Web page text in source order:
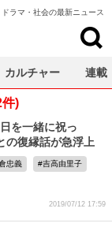
ラマ・社会の最新ニュース
)
を一緒に祝っ
の復縁話が急浮上
忠義 吉高由里子
2019/07/12 17:59
カルチャー 連載